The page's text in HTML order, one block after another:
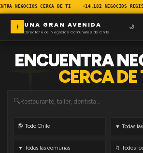
NEGOCIOS CERCA DE TI 14.182 NEGOCIOS
UNA GRAN AVENIDA
Directorio de Negocios Comunales de Chile
🌙
ENCUENTRA
CERCA DE
🔍